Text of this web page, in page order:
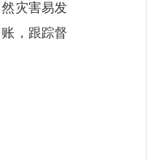
灾害易发
，跟踪督